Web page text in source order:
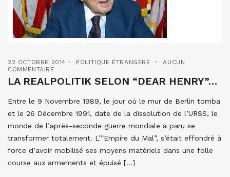
22 OCTOBRE 2014 POLITIQUE ÉTRANGÈRE
AUCUN
COMMENTAIRE
LA REALPOLITIK SELON “DEAR HENRY”…
Entre le 9 Novembre 1989, le jour où le mur de Berlin tomba
et le 26 Décembre 1991, date de la dissolution de l’URSS, le
monde de l’après-seconde guerre mondiale a paru se
transformer totalement. L’”Empire du Mal”, s’était effondré à
force d’avoir mobilisé ses moyens matériels dans une folle
course aux armements et épuisé […]